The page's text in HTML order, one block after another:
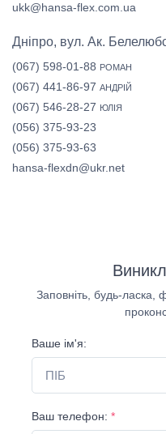
ukk@hansa-flex.com.ua
Дніпро, вул. Ак.
(067) 598-01-88 РОМАН
(067) 441-86-97 АНДРІЙ
(067) 546-28-27 ЮЛІЯ
(056) 375-93-23
(056) 375-93-63
hansa-flexdn@ukr.net
Заповніть, будь-ласка,
Ваше ім'я:
Ваш телефон: *